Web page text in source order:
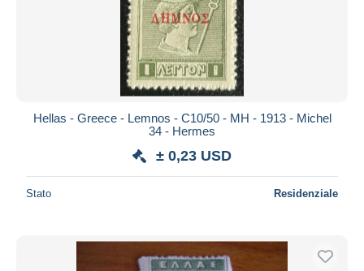
Hellas - Greece - Lemnos - C10/50 - MH - 1913 - Michel
34 - Hermes
± 0,23 USD
Stato Residenziale